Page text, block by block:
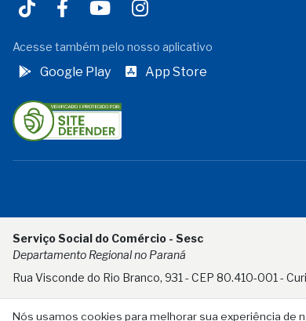
Nós usamos cookies para melhorar sua experiência de
Acesse também pelo nosso aplicativo
Google Play App Store
Serviço Social do Comércio - Sesc
Departamento Regional no Paraná
Rua Visconde do Rio Branco, 931 - CEP 80.410-001 -